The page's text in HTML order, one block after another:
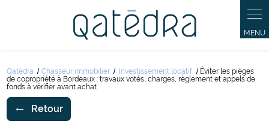
Qatédra Chasseur immobilier Investissement locatif
Éviter les pièges
de copropriété à Bordeaux : travaux votés, charges, règlement et appels de
fonds à vérifier avant achat
Retour